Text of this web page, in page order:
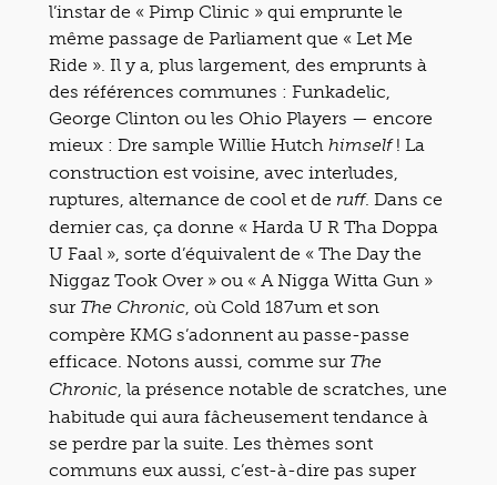
l’instar de « Pimp Clinic » qui emprunte le
même passage de Parliament que « Let Me
Ride ». Il y a, plus largement, des emprunts à
des références communes : Funkadelic,
George Clinton ou les Ohio Players — encore
mieux : Dre sample Willie Hutch himself! La
construction est voisine, avec interludes,
ruptures, alternance de cool et de ruff. Dans ce
dernier cas, ça donne « Harda U R Tha Doppa
U Faal », sorte d’équivalent de « The Day the
Niggaz Took Over » ou « A Nigga Witta Gun »
sur The Chronic, où Cold 187um et son
compère KMG s’adonnent au passe-passe
efficace. Notons aussi, comme sur The
Chronic, la présence notable de scratches, une
habitude qui aura fâcheusement tendance à
se perdre par la suite. Les thèmes sont
communs eux aussi, c’est-à-dire pas super